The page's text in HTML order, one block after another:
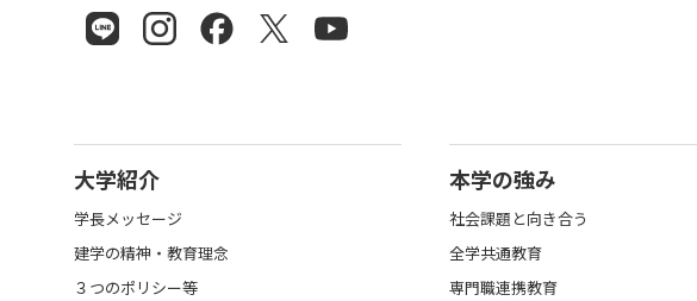
大学紹介
学長メッセージ
建学の精神・教育理念
３つのポリシー等
本学の強み
社会課題と向き合う
全学共通教育
専門職連携教育